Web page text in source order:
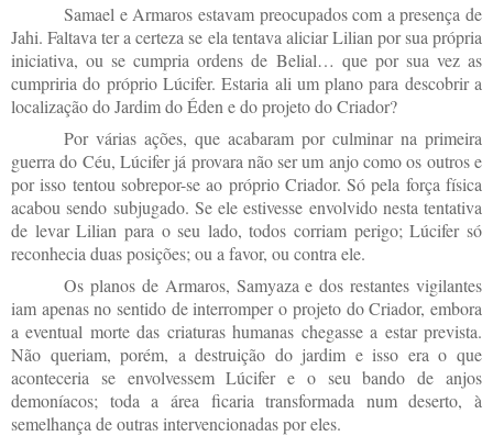
Samael e Armaros estavam preocupados com a presença de
Jahi. Faltava ter a certeza se ela tentava aliciar Lilian por sua própria
iniciativa, ou se cumpria ordens de Belial… que por sua vez as
cumpriria do próprio Lúcifer. Estaria ali um plano para descobrir a
localização do Jardim do Éden e do projeto do Criador?
Por várias ações, que acabaram por culminar na primeira
guerra do Céu, Lúcifer já provara não ser um anjo como os outros e
por isso tentou sobrepor-se ao próprio Criador. Só pela força física
acabou sendo subjugado. Se ele estivesse envolvido nesta tentativa
de levar Lilian para o seu lado, todos corriam perigo; Lúcifer só
reconhecia duas posições; ou a favor, ou contra ele.
Os planos de Armaros, Samyaza e dos restantes vigilantes
iam apenas no sentido de interromper o projeto do Criador, embora
a eventual morte das criaturas humanas chegasse a estar prevista.
Não queriam, porém, a destruição do jardim e isso era o que
aconteceria se envolvessem Lúcifer e o seu bando de anjos
demoníacos; toda a área ficaria transformada num deserto, à
semelhança de outras intervencionadas por eles.